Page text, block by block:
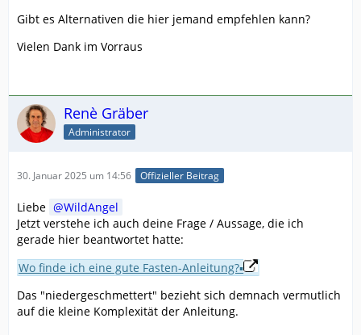
Gibt es Alternativen die hier jemand empfehlen kann?
Vielen Dank im Vorraus
Renè Gräber
Administrator
30. Januar 2025 um 14:56 Offizieller Beitrag
Liebe
WildAngel
Jetzt verstehe ich auch deine Frage / Aussage, die ich
gerade hier beantwortet hatte:
Wo finde ich eine gute Fasten-Anleitung?▪
Das "niedergeschmettert" bezieht sich demnach vermutlich
auf die kleine Komplexität der Anleitung.